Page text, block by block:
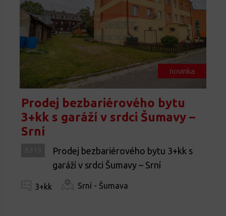
novinka
Prodej bezbariérového bytu
3+kk s garáží v srdci Šumavy –
Srní
Prodej bezbariérového bytu 3+kk s
garáží v srdci Šumavy – Srní
3+kk Srní - Šumava